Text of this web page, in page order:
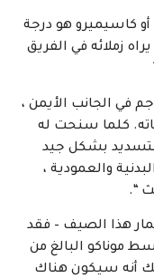
كاسيميرو هو درجة
زملائه في الفريق
في الجانب الأيمن ،
كلما سنحت له
بشكل جيد
والعمودية ،
“.
هذا الصيف – فقد
موناكو البالغ من
شك أنه سيكون هناك